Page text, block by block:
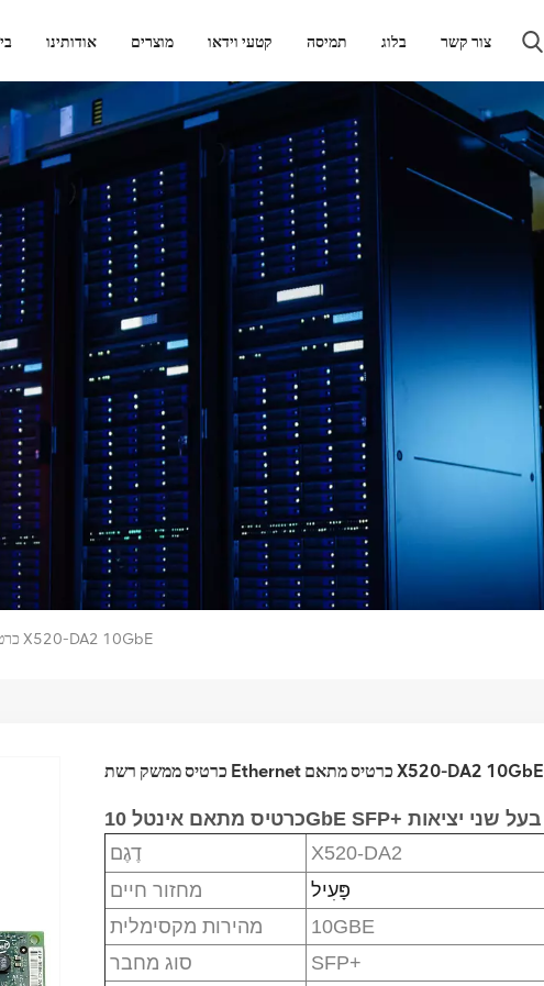
אודותינו מוצרים קטעי וידאו תמיסה בלוג צור קשר
כרטיס ממשק רשת Ethernet כרטיס מתאם X520-DA2 10GbE
כרטיס ממשק רשת Ethernet כרטיס מתאם X520-DA2 10GbE
כרטיס מתאם אינטל 10GbE
דֶגֶם
X520-DA2
מחזור חיים
פָּעִיל
מהירות מקסימלית
10GBE
סוג מחבר
SFP+